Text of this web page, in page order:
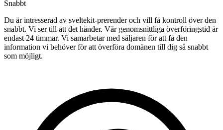
Snabbt
Du är intresserad av sveltekit-prerender och vill få kontroll över den
snabbt. Vi ser till att det händer. Vår genomsnittliga överföringstid är
endast 24 timmar. Vi samarbetar med säljaren för att få den
information vi behöver för att överföra domänen till dig så snabbt
som möjligt.